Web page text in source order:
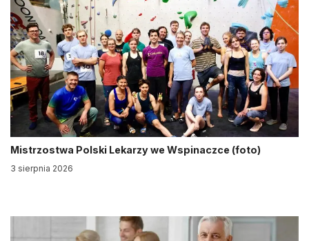
Mistrzostwa Polski Lekarzy we Wspinaczce (foto)
3 sierpnia 2026